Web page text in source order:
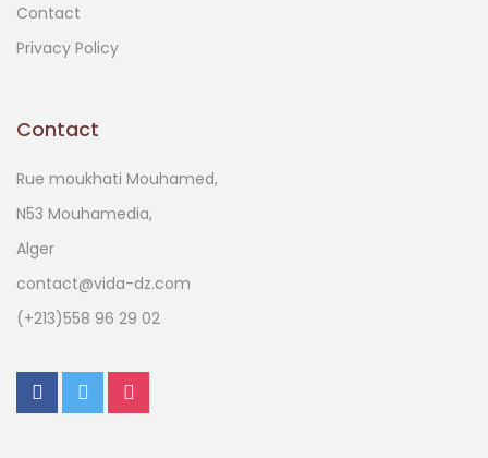
Contact
Privacy Policy
Contact
Rue moukhati Mouhamed,
N53 Mouhamedia,
Alger
contact@vida-dz.com
(+213)558 96 29 02